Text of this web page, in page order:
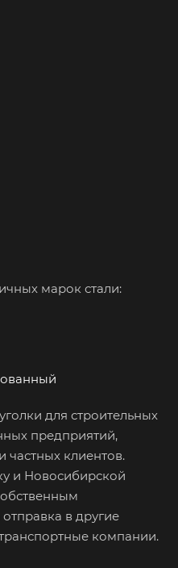
марок стали:
для строительных
предприятий,
частных клиентов.
и Новосибирской
в другие
компании.